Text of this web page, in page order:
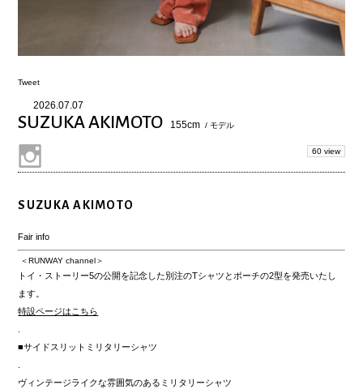
Tweet
2026.07.07
SUZUKA AKIMOTO 155cm / モデル
60 view
SUZUKA AKIMOTO
Fair info
＜RUNWAY channel＞
トイ・ストーリー5の公開を記念した別注のTシャツとポーチの2型を発売いたし
ます。
特設ページはこちら
■サイドスリットミリタリーシャツ
ヴィンテージライクな雰囲気のあるミリタリーシャツ